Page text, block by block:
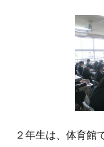
２年生は、体育館